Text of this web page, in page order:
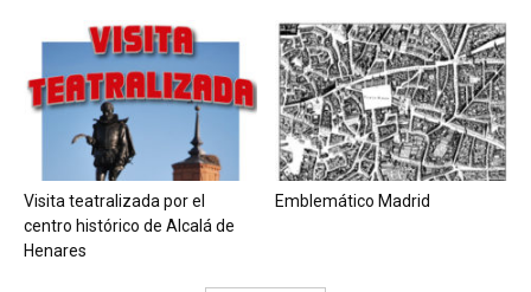
Visita teatralizada por el
centro histórico de Alcalá de
Henares
Emblemático Madrid